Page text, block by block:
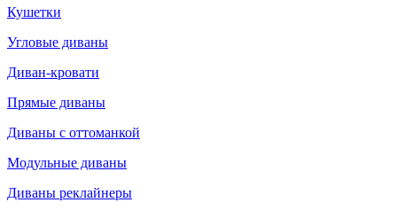
Кушетки
Угловые диваны
Диван-кровати
Прямые диваны
Диваны с оттоманкой
Модульные диваны
Диваны реклайнеры